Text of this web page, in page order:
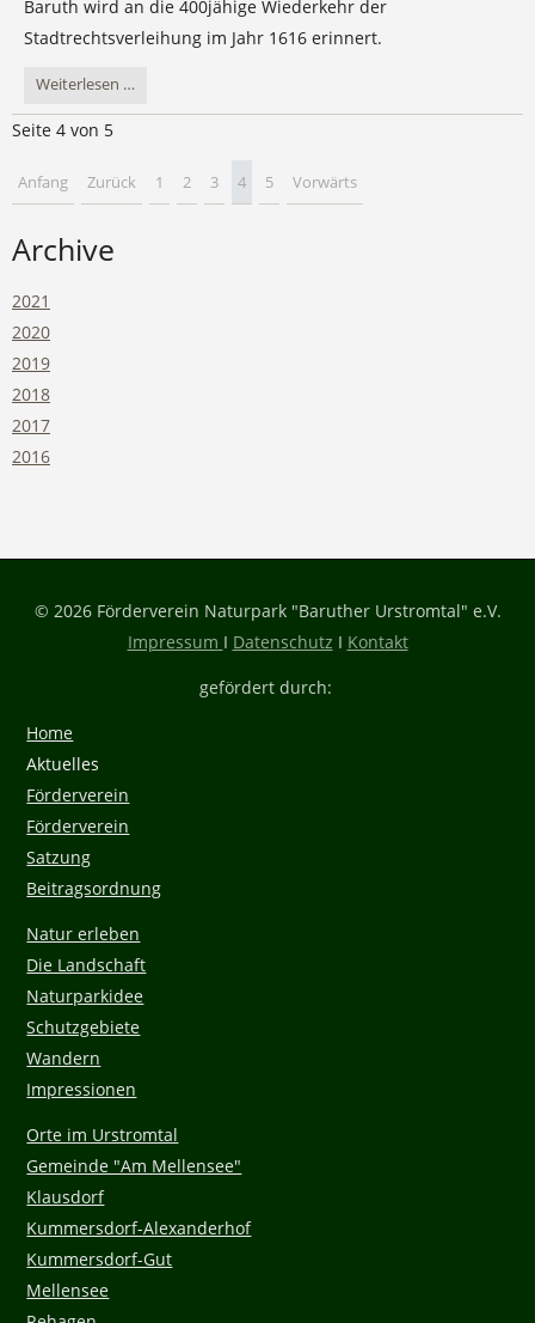
des
Wildparks
Baruth wird an die 400jähige Wiederkehr der
Stadtrechtsverleihung im Jahr 1616 erinnert.
Weiterlesen …
Jahre
Baruth/Mark
Seite 4 von 5
Anfang Zurück 1 2 3 4 5 Vorwärts
Archive
2021
2020
2019
2018
2017
2016
© 2026 Förderverein Naturpark "Baruther Urstromtal" e.V.
Impressum I Datenschutz I Kontakt
gefördert durch:
Home
Aktuelles
Förderverein
Förderverein
Satzung
Beitragsordnung
Natur erleben
Die Landschaft
Naturparkidee
Schutzgebiete
Wandern
Impressionen
Orte im Urstromtal
Gemeinde "Am Mellensee"
Klausdorf
Kummersdorf-Alexanderhof
Kummersdorf-Gut
Mellensee